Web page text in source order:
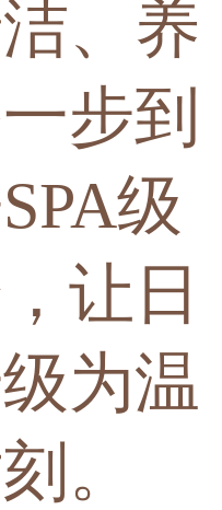
、养
步到
级
让日
为温
。